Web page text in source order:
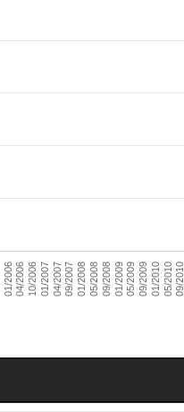
01/200604/200610/200601/200704/200709/200701/200805/200809/200801/200905/200909/200901/201005/201009/